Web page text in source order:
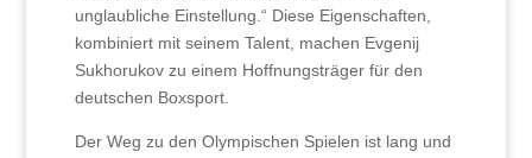
unglaubliche Einstellung.“ Diese Eigenschaften,
kombiniert mit seinem Talent, machen Evgenij
Sukhorukov zu einem Hoffnungsträger für den
deutschen Boxsport.
Der Weg zu den Olympischen Spielen ist lang und